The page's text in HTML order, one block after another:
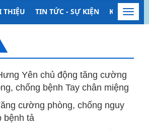
THIỆU TIN TỨC - SỰ KIỆN KIỂM
Yên chủ động tăng cường
chống bệnh Tay chân miệng
cường phòng, chống nguy
bệnh tả